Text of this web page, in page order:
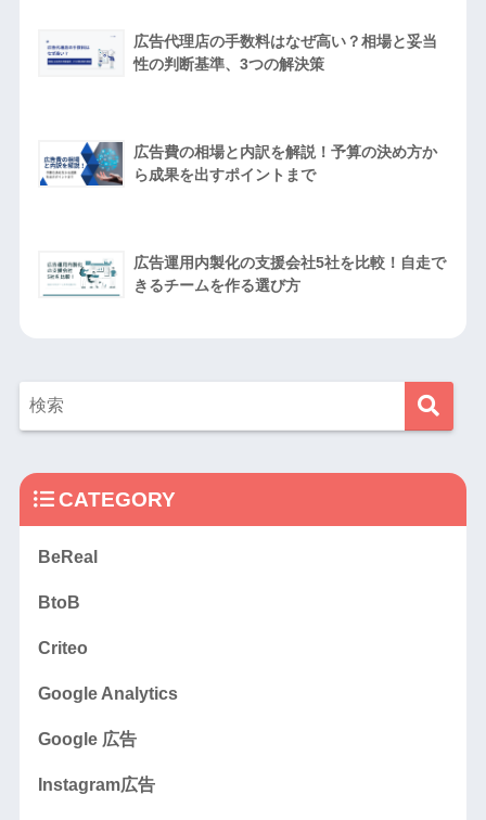
広告代理店の手数料はなぜ高い？相場と妥当
性の判断基準、3つの解決策
広告費の相場と内訳を解説！予算の決め方か
ら成果を出すポイントまで
広告運用内製化の支援会社5社を比較！自走で
きるチームを作る選び方
CATEGORY
BeReal
BtoB
Criteo
Google Analytics
Google 広告
Instagram広告